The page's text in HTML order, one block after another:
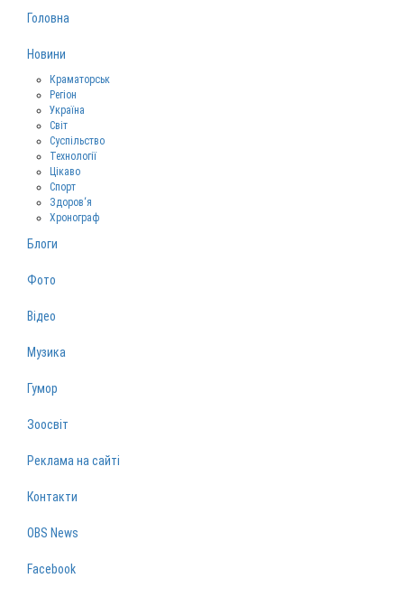
Головна
Новини
Краматорськ
Регіон
Україна
Світ
Суспільство
Технології
Цікаво
Спорт
Здоров‘я
Хронограф
Блоги
Фото
Відео
Музика
Гумор
Зоосвіт
Реклама на сайті
Контакти
OBS News
Facebook